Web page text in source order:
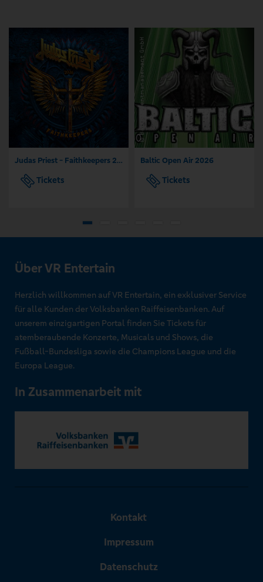
Judas Priest - Faithkeepers 2026
Tickets
Baltic Open Air 2026
Tickets
Über VR Entertain
Herzlich willkommen auf VR Entertain, ein exklusiver Service
für alle Kunden der Volksbanken Raiffeisenbanken. Auf
unserem einzigartigen Portal finden Sie Tickets für
atemberaubende Konzerte, Musicals und Shows, die
Fußball-Bundesliga sowie die Champions League und die
Europa League.
In Zusammenarbeit mit
Kontakt
Impressum
Datenschutz